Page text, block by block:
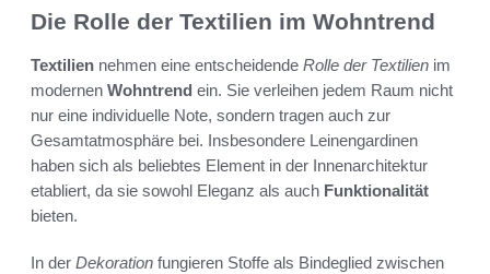
Die Rolle der Textilien im Wohntrend
Textilien nehmen eine entscheidende Rolle der Textilien im
modernen Wohntrend ein. Sie verleihen jedem Raum nicht
nur eine individuelle Note, sondern tragen auch zur
Gesamtatmosphäre bei. Insbesondere Leinengardinen
haben sich als beliebtes Element in der Innenarchitektur
etabliert, da sie sowohl Eleganz als auch Funktionalität
bieten.
In der Dekoration fungieren Stoffe als Bindeglied zwischen